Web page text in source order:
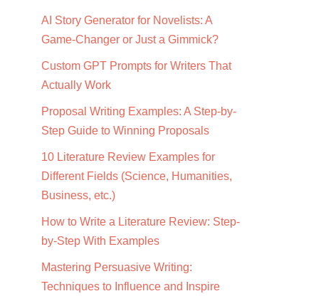
AI Story Generator for Novelists: A
Game-Changer or Just a Gimmick?
Custom GPT Prompts for Writers That
Actually Work
Proposal Writing Examples: A Step-by-
Step Guide to Winning Proposals
10 Literature Review Examples for
Different Fields (Science, Humanities,
Business, etc.)
How to Write a Literature Review: Step-
by-Step With Examples
Mastering Persuasive Writing:
Techniques to Influence and Inspire